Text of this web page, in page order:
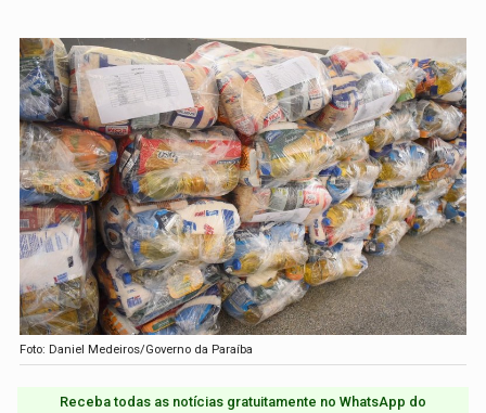
Foto: Daniel Medeiros/Governo da Paraíba
Receba todas as notícias gratuitamente no WhatsApp do